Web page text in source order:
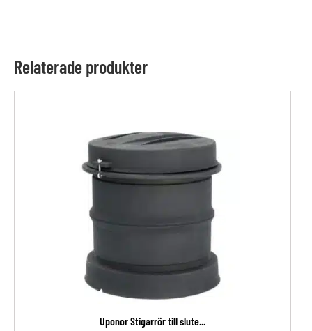
Relaterade produkter
Uponor Stigarrör till slute...